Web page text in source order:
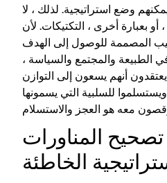
وضع استراتيجية. لذلك ، لا
أو بعبارة أخرى ، التكتيكات. لأن
المصممة للوصول إلى الهدف
الطبيعة والمجتمع والسياسة ،
أنهم يسعون إلى التوازن
للسلبية التي يسمونها
تصحيح المناورات
الخاطئة